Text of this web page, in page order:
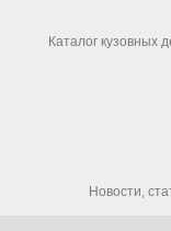
Каталог кузовных
Новости,